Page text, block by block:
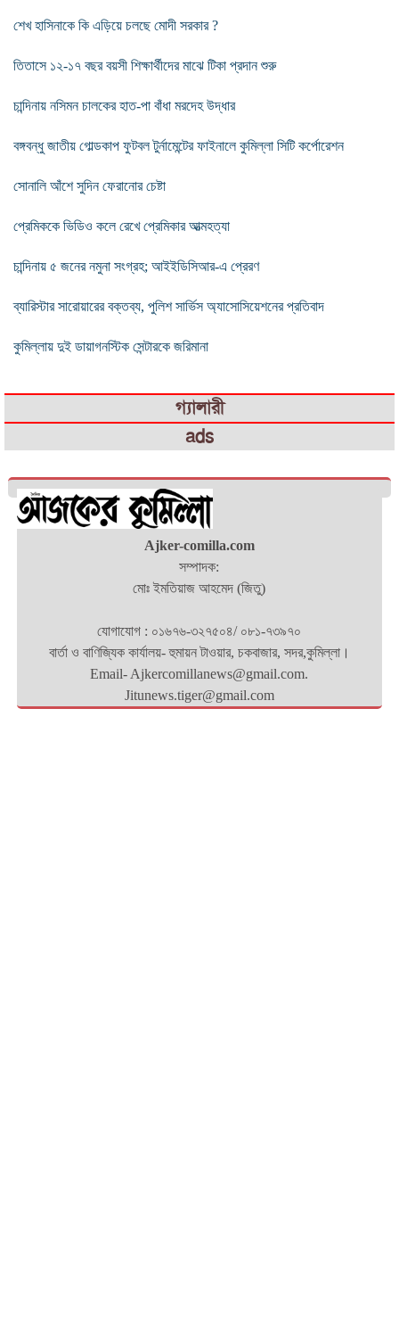
শেখ হাসিনাকে কি এড়িয়ে চলছে মোদী সরকার ?
তিতাসে ১২-১৭ বছর বয়সী শিক্ষার্থীদের মাঝে টিকা প্রদান শুরু
চান্দিনায় নসিমন চালকের হাত-পা বাঁধা মরদেহ উদ্ধার
বঙ্গবন্ধু জাতীয় গোল্ডকাপ ফুটবল টুর্নামেন্টের ফাইনালে কুমিল্লা সিটি কর্পোরেশন
সোনালি আঁশে সুদিন ফেরানোর চেষ্টা
প্রেমিককে ভিডিও কলে রেখে প্রেমিকার আত্মহত্যা
চান্দিনায় ৫ জনের নমুনা সংগ্রহ; আইইডিসিআর-এ প্রেরণ
ব্যারিস্টার সারোয়ারের বক্তব্য, পুলিশ সার্ভিস অ্যাসোসিয়েশনের প্রতিবাদ
কুমিল্লায় দুই ডায়াগনস্টিক সেন্টারকে জরিমানা
গ্যালারী
ads
Ajker-comilla.com
সম্পাদক:
মোঃ ইমতিয়াজ আহমেদ (জিতু)
যোগাযোগ : ০১৬৭৬-৩২৭৫০৪/ ০৮১-৭৩৯৭০
বার্তা ও বাণিজ্যিক কার্যালয়- হুমায়ন টাওয়ার, চকবাজার, সদর,কুমিল্লা।
Email- Ajkercomillanews@gmail.com.
Jitunews.tiger@gmail.com